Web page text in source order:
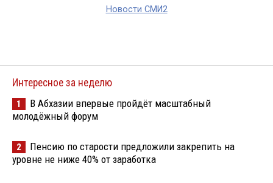
Новости СМИ2
Интересное за неделю
1
В Абхазии впервые пройдёт масштабный
молодёжный форум
2
Пенсию по старости предложили закрепить на
уровне не ниже 40% от заработка